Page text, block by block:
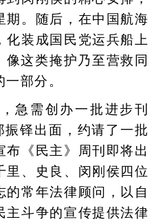
期。随后，在中国航海
化装成国民党运兵船上
像这类掩护乃至营救同
部分。
需创办一批进步刊
铎出面，约请了一批
布《民主》周刊即将出
里、史良、闵刚侯四位
常年法律顾问，以自
主斗争的宣传提供法律